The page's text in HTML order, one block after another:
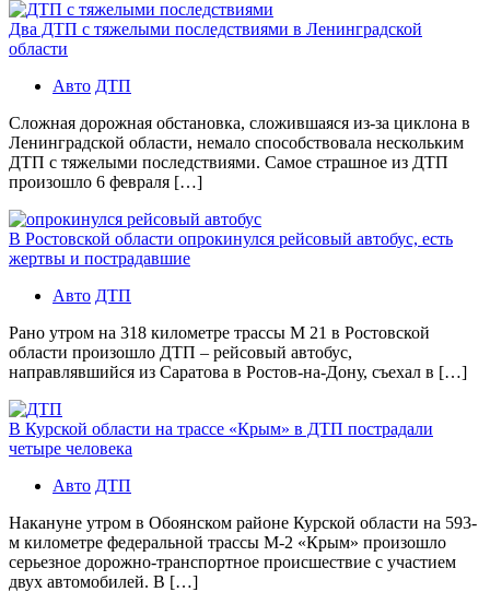
Два ДТП с тяжелыми последствиями в Ленинградской
области
Авто ДТП
Сложная дорожная обстановка, сложившаяся из-за циклона в
Ленинградской области, немало способствовала нескольким
ДТП с тяжелыми последствиями. Самое страшное из ДТП
произошло 6 февраля […]
В Ростовской области опрокинулся рейсовый автобус, есть
жертвы и пострадавшие
Авто ДТП
Рано утром на 318 километре трассы М 21 в Ростовской
области произошло ДТП – рейсовый автобус,
направлявшийся из Саратова в Ростов-на-Дону, съехал в […]
В Курской области на трассе «Крым» в ДТП пострадали
четыре человека
Авто ДТП
Накануне утром в Обоянском районе Курской области на 593-
м километре федеральной трассы М-2 «Крым» произошло
серьезное дорожно-транспортное происшествие с участием
двух автомобилей. В […]